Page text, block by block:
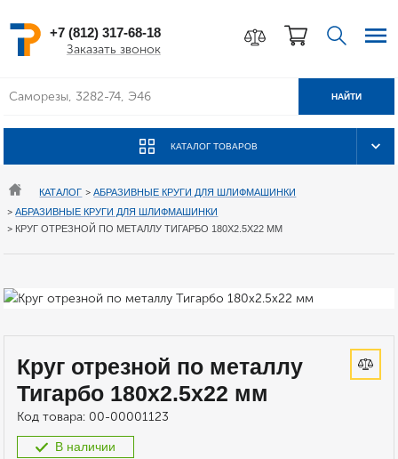
+7 (812) 317-68-18
Заказать звонок
КАТАЛОГ ТОВАРОВ
НАЙТИ
КАТАЛОГ >АБРАЗИВНЫЕ КРУГИ ДЛЯ ШЛИФМАШИНКИ
>АБРАЗИВНЫЕ КРУГИ ДЛЯ ШЛИФМАШИНКИ
> КРУГ ОТРЕЗНОЙ ПО МЕТАЛЛУ ТИГАРБО 180Х2.5Х22 ММ
Круг отрезной по металлу
Тигарбо 180х2.5х22 мм
Код товара: 00-00001123
В наличии